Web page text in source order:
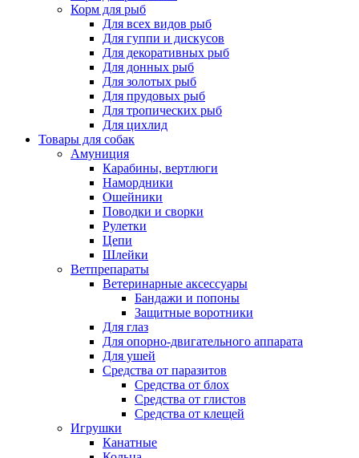
Корм для рыб
Для всех видов рыб
Для гуппи и дискусов
Для декоративных рыб
Для донных рыб
Для золотых рыб
Для прудовых рыб
Для тропических рыб
Для цихлид
Товары для собак
Амуниция
Карабины, вертлюги
Намордники
Ошейники
Поводки и сворки
Рулетки
Цепи
Шлейки
Ветпрепараты
Ветеринарные аксессуары
Бандажи и попоны
Защитные воротники
Для глаз
Для опорно-двигательного аппарата
Для ушей
Средства от паразитов
Средства от блох
Средства от глистов
Средства от клещей
Игрушки
Канатные